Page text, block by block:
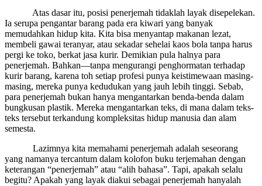
Atas dasar itu, posisi penerjemah tidaklah layak disepelekan.
Ia serupa pengantar barang pada era kiwari yang banyak
memudahkan hidup kita. Kita bisa menyantap makanan lezat,
membeli gawai teranyar, atau sekadar sehelai kaos bola tanpa harus
pergi ke toko, berkat jasa kurir. Demikian pula halnya para
penerjemah. Bahkan—tanpa mengurangi penghormatan terhadap
kurir barang, karena toh setiap profesi punya keistimewaan masing-
masing, mereka punya kedudukan yang jauh lebih tinggi. Sebab,
para penerjemah bukan hanya mengantarkan benda-benda dalam
bungkusan plastik. Mereka mengantarkan teks, di mana dalam teks-
teks tersebut terkandung kompleksitas hidup manusia dan alam
semesta.
Lazimnya kita memahami penerjemah adalah seseorang
yang namanya tercantum dalam kolofon buku terjemahan dengan
keterangan “penerjemah” atau “alih bahasa”. Tapi, apakah selalu
begitu? Apakah yang layak diakui sebagai penerjemah hanyalah